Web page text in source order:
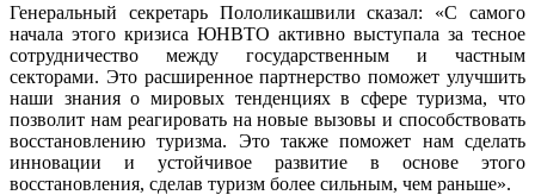
Генеральный секретарь Пололикашвили сказал: «С самого
начала этого кризиса ЮНВТО активно выступала за тесное
сотрудничество между государственным и частным
секторами. Это расширенное партнерство поможет улучшить
наши знания о мировых тенденциях в сфере туризма, что
позволит нам реагировать на новые вызовы и способствовать
восстановлению туризма. Это также поможет нам сделать
инновации и устойчивое развитие в основе этого
восстановления, сделав туризм более сильным, чем раньше».